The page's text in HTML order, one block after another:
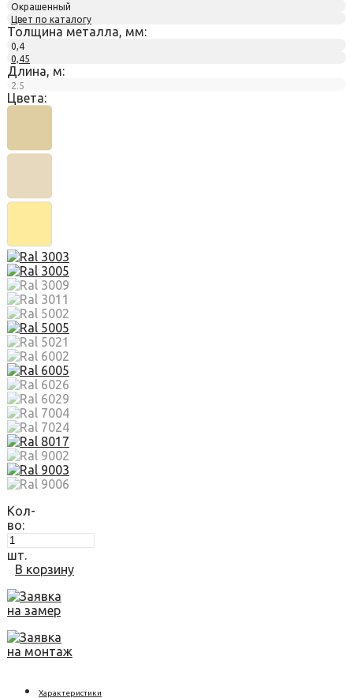
Окрашенный
Цвет по каталогу
Толщина металла, мм:
0,4
0,45
Длина, м:
2.5
Цвета:
Кол-
во:
шт.
В корзину
Заявка
на замер
Заявка
на монтаж
Характеристики